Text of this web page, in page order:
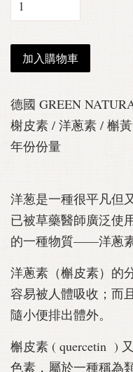
加入購物車
德國 GREEN
榭皮素 / 洋蔥素 / 槲
年份份量
洋葱是一種很平凡但
已被草藥醫師廣泛使
的一種物質——洋蔥素
洋蔥素（槲皮素）的
容易被人體吸收；而
隨小便排出體外。
槲皮素 ( quercetin )
色素，屬於一種稱為